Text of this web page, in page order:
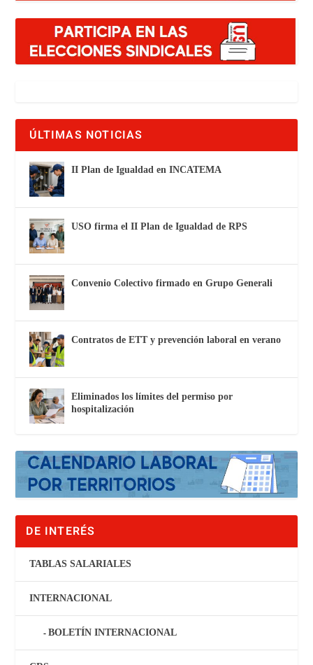
ÚLTIMAS NOTICIAS
II Plan de Igualdad en INCATEMA
USO firma el II Plan de Igualdad de RPS
Convenio Colectivo firmado en Grupo Generali
Contratos de ETT y prevención laboral en verano
Eliminados los límites del permiso por
hospitalización
DE INTERÉS
TABLAS SALARIALES
INTERNACIONAL
BOLETÍN INTERNACIONAL